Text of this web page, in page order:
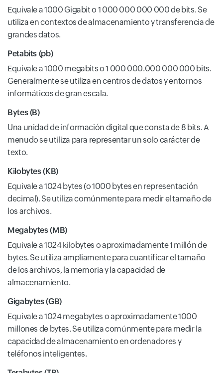
Equivale a 1000 Gigabit o 1 000 000 000 000 de bits. Se
utiliza en contextos de almacenamiento y transferencia de
grandes datos.
Petabits (pb)
Equivale a 1000 megabits o 1 000 000.000 000 000 bits.
Generalmente se utiliza en centros de datos y entornos
informáticos de gran escala.
Bytes (B)
Una unidad de información digital que consta de 8 bits. A
menudo se utiliza para representar un solo carácter de
texto.
Kilobytes (KB)
Equivale a 1024 bytes (o 1000 bytes en representación
decimal). Se utiliza comúnmente para medir el tamaño de
los archivos.
Megabytes (MB)
Equivale a 1024 kilobytes o aproximadamente 1 millón de
bytes. Se utiliza ampliamente para cuantificar el tamaño
de los archivos, la memoria y la capacidad de
almacenamiento.
Gigabytes (GB)
Equivale a 1024 megabytes o aproximadamente 1000
millones de bytes. Se utiliza comúnmente para medir la
capacidad de almacenamiento en ordenadores y
teléfonos inteligentes.